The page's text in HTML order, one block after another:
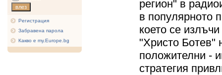
Регистрация
Забравена парола
Какво е my.Europe.bg
регион" в
в популярното
което се
"Христо Ботев"
положителни -
стратегия